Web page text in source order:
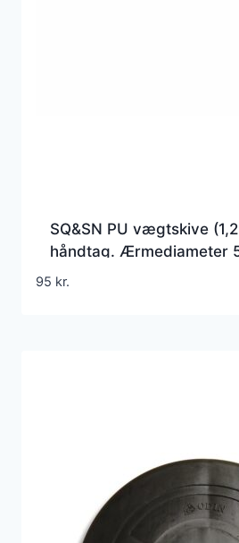
SQ&SN PU vægtskive
håndtag. Ærmediameter
Slidstærk og holdbar –
95 kr.